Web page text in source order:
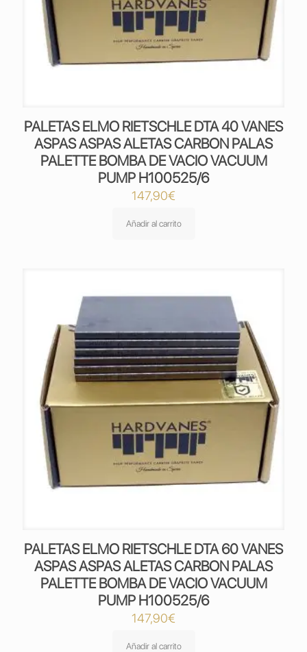
PALETAS ELMO RIETSCHLE DTA 40 VANES
ASPAS ASPAS ALETAS CARBON PALAS
PALETTE BOMBA DE VACIO VACUUM
PUMP H100525/6
147,90€
Añadir al carrito
PALETAS ELMO RIETSCHLE DTA 60 VANES
ASPAS ASPAS ALETAS CARBON PALAS
PALETTE BOMBA DE VACIO VACUUM
PUMP H100525/6
147,90€
Añadir al carrito